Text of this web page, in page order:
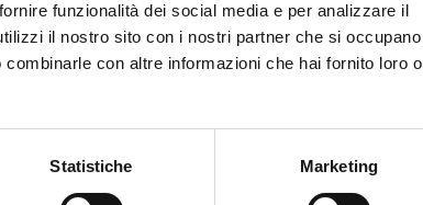
funzionalità dei social media e per analizzare il
il nostro sito con i nostri partner che si occupano
con altre informazioni che hai fornito loro o
Statistiche Marketing
Bronze antique
Chrome noir